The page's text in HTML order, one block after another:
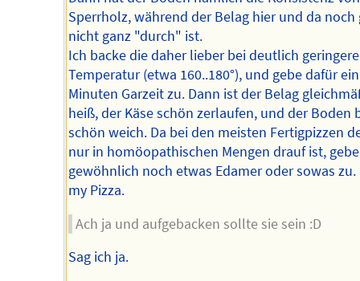
Sperrholz, während der Belag hier und da noch
nicht ganz "durch" ist.
Ich backe die daher lieber bei deutlich
Temperatur (etwa 160..180°), und gebe dafür
Minuten Garzeit zu. Dann ist der Belag
heiß, der Käse schön zerlaufen, und der Boden
schön weich. Da bei den meisten Fertigpizzen
nur in homöopathischen Mengen drauf ist,
gewöhnlich noch etwas Edamer oder sowas zu.
my Pizza.
Ach ja und aufgebacken sollte sie sein :D
Sag ich ja.